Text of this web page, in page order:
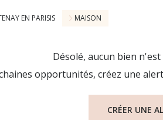
EN PARISIS MAISON
Désolé, aucun bien
opportunités, créez une
CRÉER UNE